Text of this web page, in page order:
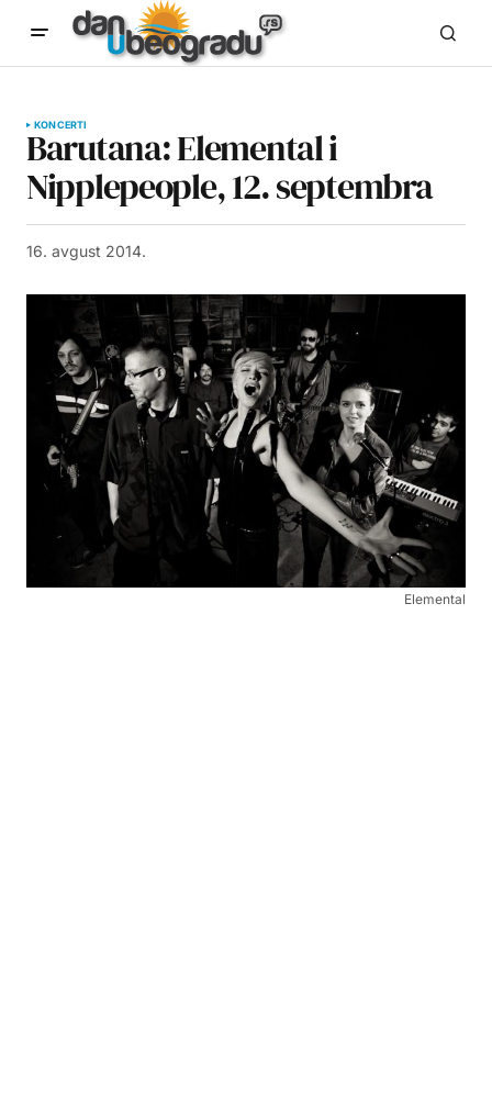
KONCERTI
Barutana: Elemental i
Nipplepeople, 12. septembra
16. avgust 2014.
Elemental